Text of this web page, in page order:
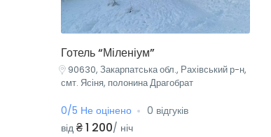
Готель “Міленіум”
90630, Закарпатська обл., Рахівський р-н,
смт. Ясіня, полонина Драгобрат
0/5 Не оцінено
0 відгуків
від ₴ 1 200/ ніч